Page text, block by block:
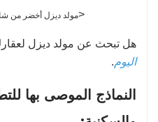
<مولد ديزل أخضر من شانهوا
هل تبحث عن مولد ديزل
اليوم.
النماذج الموصى بها